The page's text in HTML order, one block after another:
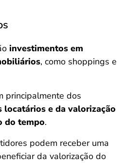
investimentos em
, como shoppings e
principalmente dos
locatários e da valorização
do tempo.
podem receber uma
da valorização do